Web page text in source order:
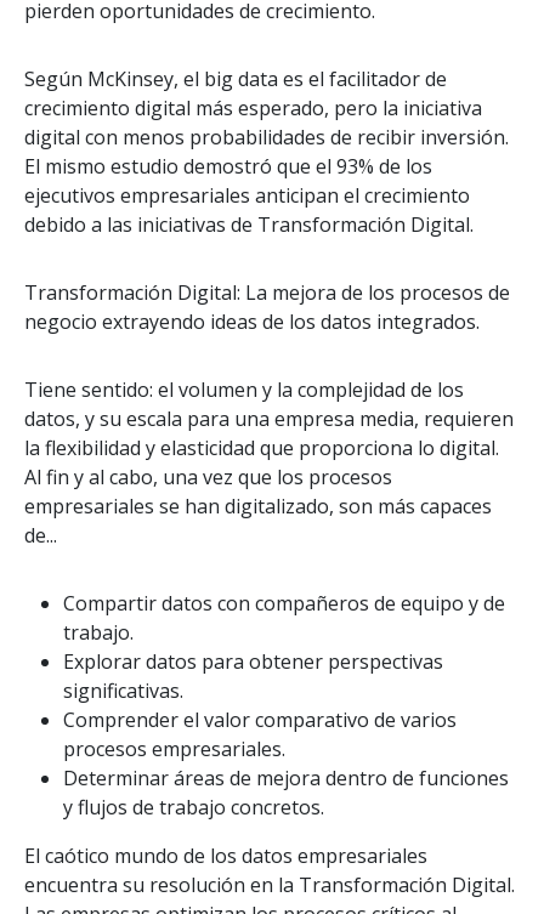
pierden oportunidades de crecimiento.
Según McKinsey, el big data es el facilitador de
crecimiento digital más esperado, pero la iniciativa
digital con menos probabilidades de recibir inversión.
El mismo estudio demostró que el 93% de los
ejecutivos empresariales anticipan el crecimiento
debido a las iniciativas de Transformación Digital.
Transformación Digital: La mejora de los procesos de
negocio extrayendo ideas de los datos integrados.
Tiene sentido: el volumen y la complejidad de los
datos, y su escala para una empresa media, requieren
la flexibilidad y elasticidad que proporciona lo digital.
Al fin y al cabo, una vez que los procesos
empresariales se han digitalizado, son más capaces
de...
Compartir datos con compañeros de equipo y de
trabajo.
Explorar datos para obtener perspectivas
significativas.
Comprender el valor comparativo de varios
procesos empresariales.
Determinar áreas de mejora dentro de funciones
y flujos de trabajo concretos.
El caótico mundo de los datos empresariales
encuentra su resolución en la Transformación Digital.